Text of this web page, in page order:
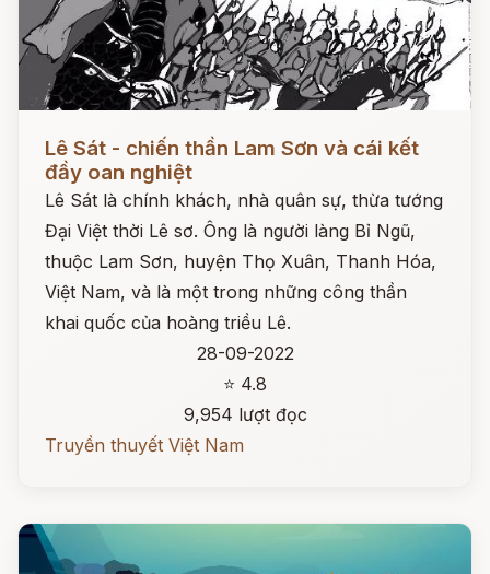
Lê Sát - chiến thần Lam Sơn và cái kết
đầy oan nghiệt
Lê Sát là chính khách, nhà quân sự, thừa tướng
Đại Việt thời Lê sơ. Ông là người làng Bỉ Ngũ,
thuộc Lam Sơn, huyện Thọ Xuân, Thanh Hóa,
Việt Nam, và là một trong những công thần
khai quốc của hoàng triều Lê.
28-09-2022
⭐ 4.8
9,954 lượt đọc
Truyền thuyết Việt Nam